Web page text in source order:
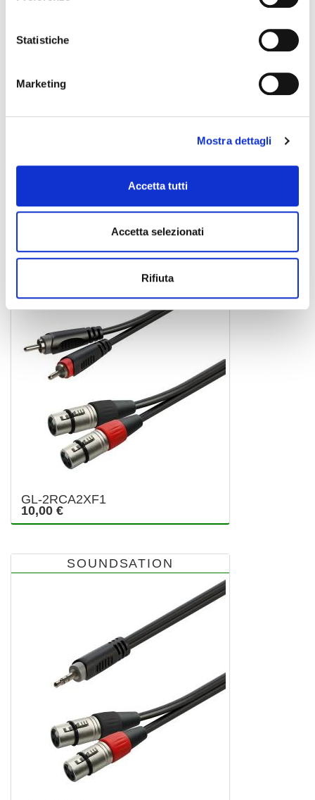
Statistiche
Marketing
Mostra dettagli
Accetta tutti
Accetta selezionati
Rifiuta
SOUNDSATION
GL-2RCA2XF1
10,00 €
SOUNDSATION